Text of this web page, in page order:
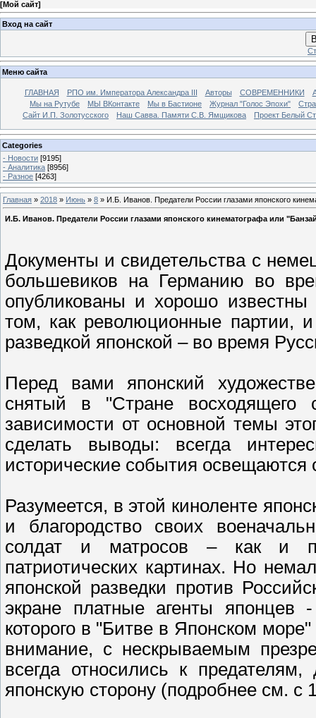
[Мой сайт]
Вход на сайт
Меню сайта
ГЛАВНАЯ РПО им. Императора Александра III Авторы СОВРЕМЕННИКИ
Мы на Рутубе
МЫ ВКонтакте Мы в Бастионе Журнал "Голос Эпохи"
Сайт И.П. Золотусского
Наш Савва. Памяти С.В. Ямщикова Проект Белый
Categories
- Новости [9195]
- Аналитика [8956]
- Разное [4263]
Главная » 2018 » Июнь » 8 » И.Б. Иванов. Предатели России глазами японского
И.Б. Иванов. Предатели России глазами японского кинематографа или
Документы и свидетельства с
большевиков на Германию во
опубликованы и хорошо
том, как революционные партии,
разведкой японской – во время
Перед вами японский
снятый в "Стране
зависимости от основной темы
сделать выводы: всегда
исторические события освещаются
Разумеется, в этой киноленте
и благородство своих
солдат и матросов – как и
патриотических картинах. Но
японской разведки против
экране платные агенты
которого в "Битве в Японском
внимание, с нескрываемым
всегда относились к
японскую сторону (подробнее см.